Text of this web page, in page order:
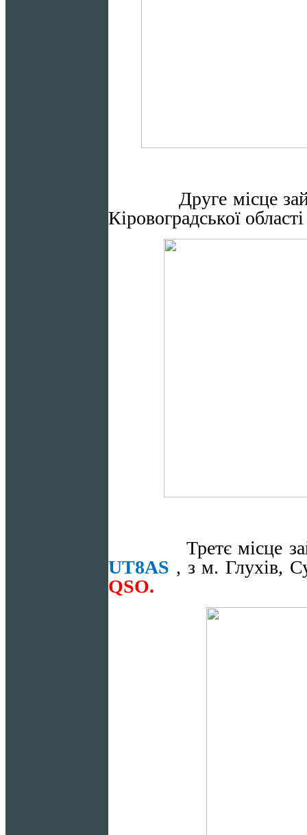
Друге місце
Кіровоградської області
Третє місце
UT8AS , з м. Глухів,
QSO.